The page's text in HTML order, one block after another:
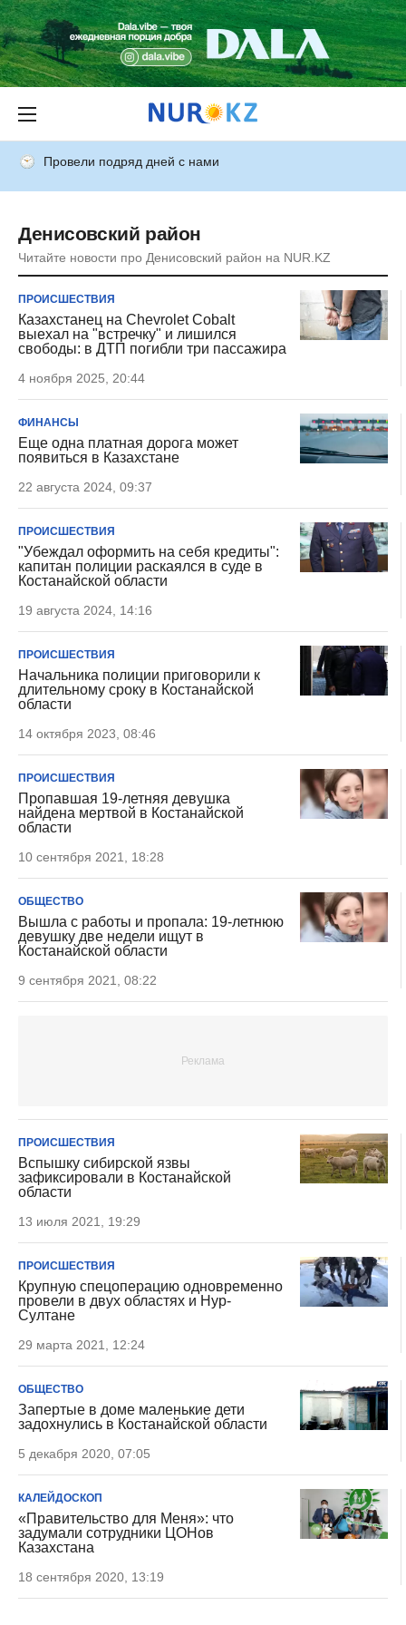
Провели подряд дней с нами
Денисовский район
Читайте новости про Денисовский район на NUR.KZ
ПРОИСШЕСТВИЯ
Казахстанец на Chevrolet Cobalt
выехал на "встречку" и лишился
свободы: в ДТП погибли три пассажира
4 ноября 2025, 20:44
ФИНАНСЫ
Еще одна платная дорога может
появиться в Казахстане
22 августа 2024, 09:37
ПРОИСШЕСТВИЯ
"Убеждал оформить на себя кредиты":
капитан полиции раскаялся в суде в
Костанайской области
19 августа 2024, 14:16
ПРОИСШЕСТВИЯ
Начальника полиции приговорили к
длительному сроку в Костанайской
области
14 октября 2023, 08:46
ПРОИСШЕСТВИЯ
Пропавшая 19-летняя девушка
найдена мертвой в Костанайской
области
10 сентября 2021, 18:28
ОБЩЕСТВО
Вышла с работы и пропала: 19-летнюю
девушку две недели ищут в
Костанайской области
9 сентября 2021, 08:22
ПРОИСШЕСТВИЯ
Вспышку сибирской язвы
зафиксировали в Костанайской
области
13 июля 2021, 19:29
ПРОИСШЕСТВИЯ
Крупную спецоперацию одновременно
провели в двух областях и Нур-
Султане
29 марта 2021, 12:24
ОБЩЕСТВО
Запертые в доме маленькие дети
задохнулись в Костанайской области
5 декабря 2020, 07:05
КАЛЕЙДОСКОП
«Правительство для Меня»: что
задумали сотрудники ЦОНов
Казахстана
18 сентября 2020, 13:19